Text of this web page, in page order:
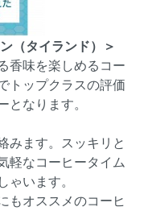
（タイランド）＞
香味を楽しめるコー
トップクラスの評価
なります。
みます。スッキリと
軽なコーヒータイム
います。
もオススメのコーヒ